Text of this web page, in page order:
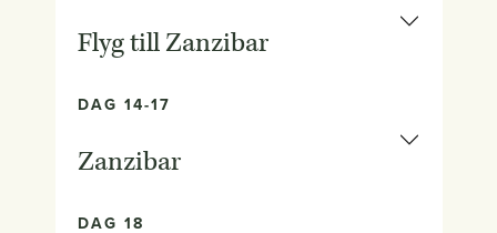
Flyg till Zanzibar
DAG 14-17
Zanzibar
DAG 18